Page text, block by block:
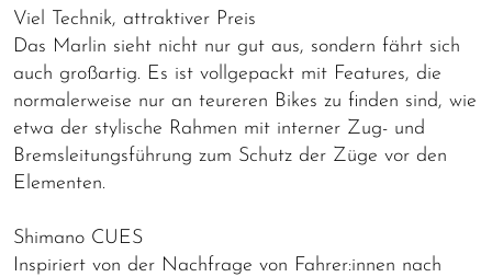
Viel Technik, attraktiver Preis
Das Marlin sieht nicht nur gut aus, sondern fährt sich
auch großartig. Es ist vollgepackt mit Features, die
normalerweise nur an teureren Bikes zu finden sind, wie
etwa der stylische Rahmen mit interner Zug- und
Bremsleitungsführung zum Schutz der Züge vor den
Elementen.
Shimano CUES
Inspiriert von der Nachfrage von Fahrer:innen nach